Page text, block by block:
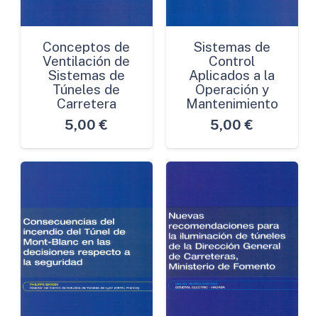
Conceptos de
Ventilación de
Sistemas de
Túneles de
Carretera
5,00 €
Sistemas de
Control
Aplicados a la
Operación y
Mantenimiento
5,00 €